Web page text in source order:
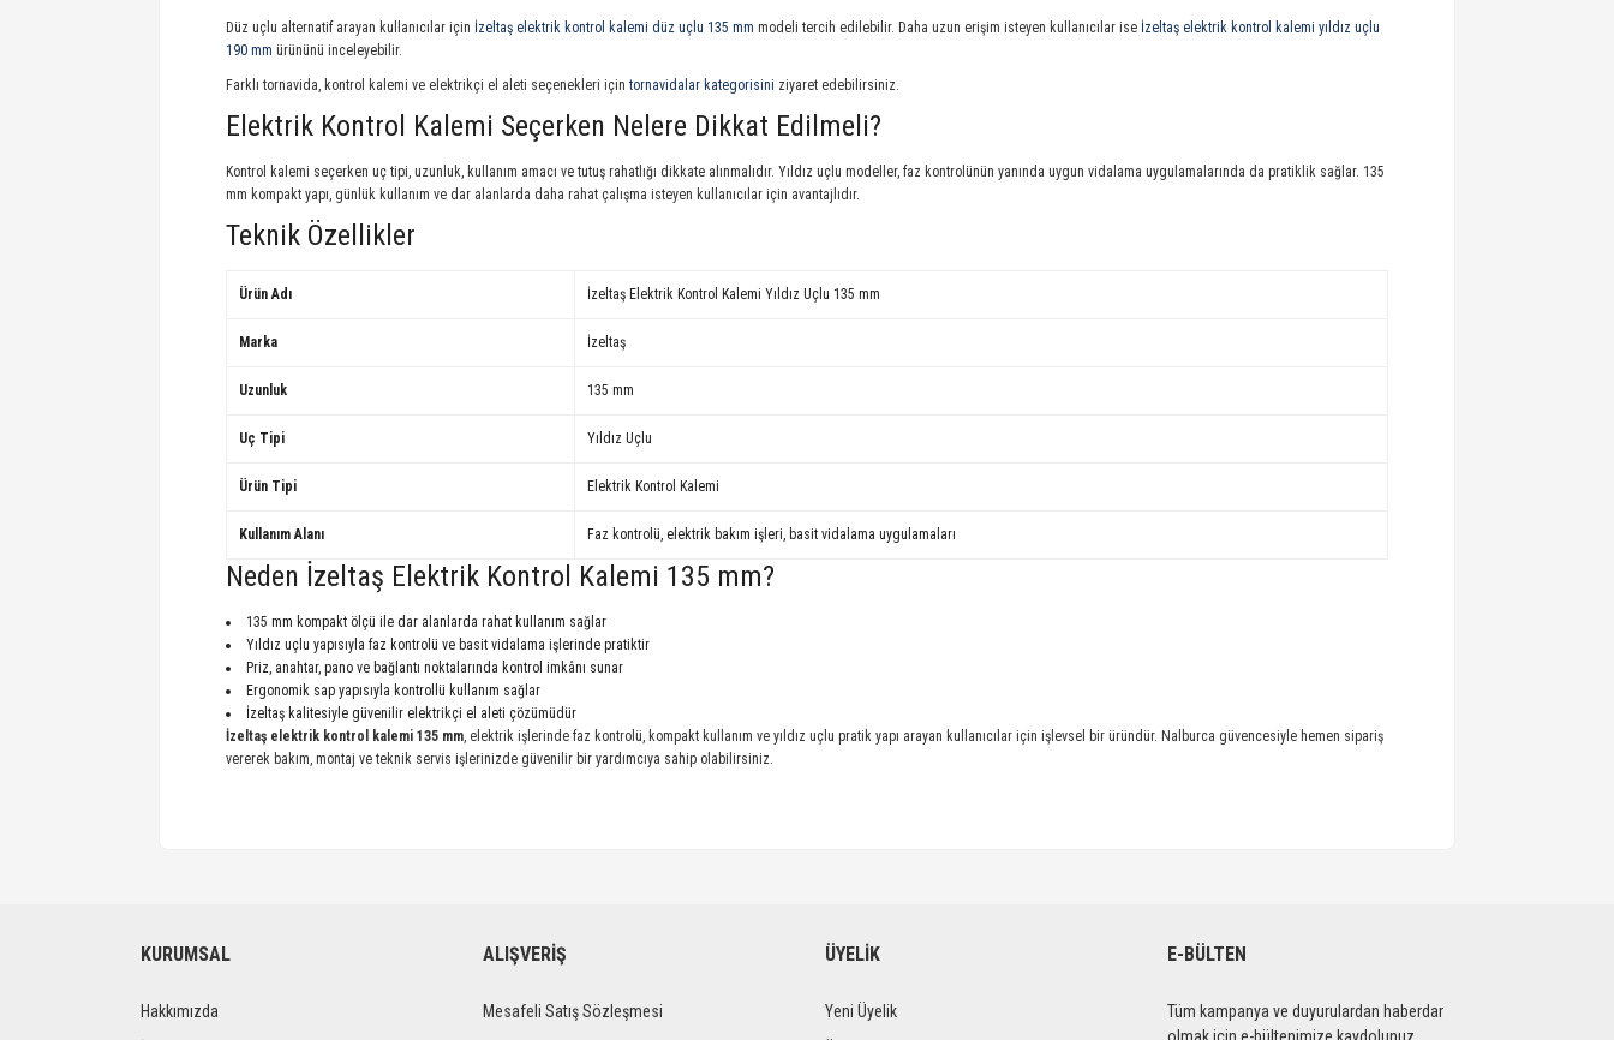
Düz uçlu alternatif arayan kullanıcılar için İzeltaş elektrik kontrol kalemi düz uçlu 135 mm modeli tercih edilebilir. Daha uzun erişim isteyen kullanıcılar ise İzeltaş elektrik kontrol kalemi yıldız uçlu
190 mm ürününü inceleyebilir.
Farklı tornavida, kontrol kalemi ve elektrikçi el aleti seçenekleri için tornavidalar kategorisini ziyaret edebilirsiniz.
Elektrik Kontrol Kalemi Seçerken Nelere Dikkat Edilmeli?
Kontrol kalemi seçerken uç tipi, uzunluk, kullanım amacı ve tutuş rahatlığı dikkate alınmalıdır. Yıldız uçlu modeller, faz kontrolünün yanında uygun vidalama uygulamalarında da pratiklik sağlar. 135
mm kompakt yapı, günlük kullanım ve dar alanlarda daha rahat çalışma isteyen kullanıcılar için avantajlıdır.
Teknik Özellikler
Ürün Adı İzeltaş Elektrik Kontrol Kalemi Yıldız Uçlu 135 mm
Marka İzeltaş
Uzunluk 135 mm
Uç Tipi Yıldız Uçlu
Ürün Tipi Elektrik Kontrol Kalemi
Kullanım Alanı Faz kontrolü, elektrik bakım işleri, basit vidalama uygulamaları
Neden İzeltaş Elektrik Kontrol Kalemi 135 mm?
135 mm kompakt ölçü ile dar alanlarda rahat kullanım sağlar
Yıldız uçlu yapısıyla faz kontrolü ve basit vidalama işlerinde pratiktir
Priz, anahtar, pano ve bağlantı noktalarında kontrol imkânı sunar
Ergonomik sap yapısıyla kontrollü kullanım sağlar
İzeltaş kalitesiyle güvenilir elektrikçi el aleti çözümüdür
İzeltaş elektrik kontrol kalemi 135 mm, elektrik işlerinde faz kontrolü, kompakt kullanım ve yıldız uçlu pratik yapı arayan kullanıcılar için işlevsel bir üründür. Nalburca güvencesiyle hemen sipariş
vererek bakım, montaj ve teknik servis işlerinizde güvenilir bir yardımcıya sahip olabilirsiniz.
KURUMSAL
Hakkımızda
ALIŞVERİŞ
Mesafeli Satış Sözleşmesi
ÜYELİK
Yeni Üyelik
E-BÜLTEN
Tüm kampanya ve duyurulardan haberdar